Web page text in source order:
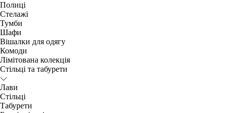
Полиці
Стелажі
Тумби
Шафи
Вішалки для одягу
Комоди
Лімітована колекція
Стільці та табурети
Лави
Стільці
Табурети